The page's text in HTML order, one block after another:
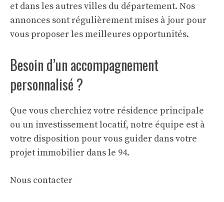
et dans les autres villes du département. Nos
annonces sont régulièrement mises à jour pour
vous proposer les meilleures opportunités.
Besoin d’un accompagnement
personnalisé ?
Que vous cherchiez votre résidence principale
ou un investissement locatif, notre équipe est à
votre disposition pour vous guider dans votre
projet immobilier dans le 94.
Nous contacter